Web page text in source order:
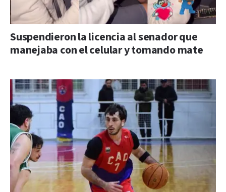
Suspendieron la licencia al senador que
manejaba con el celular y tomando mate